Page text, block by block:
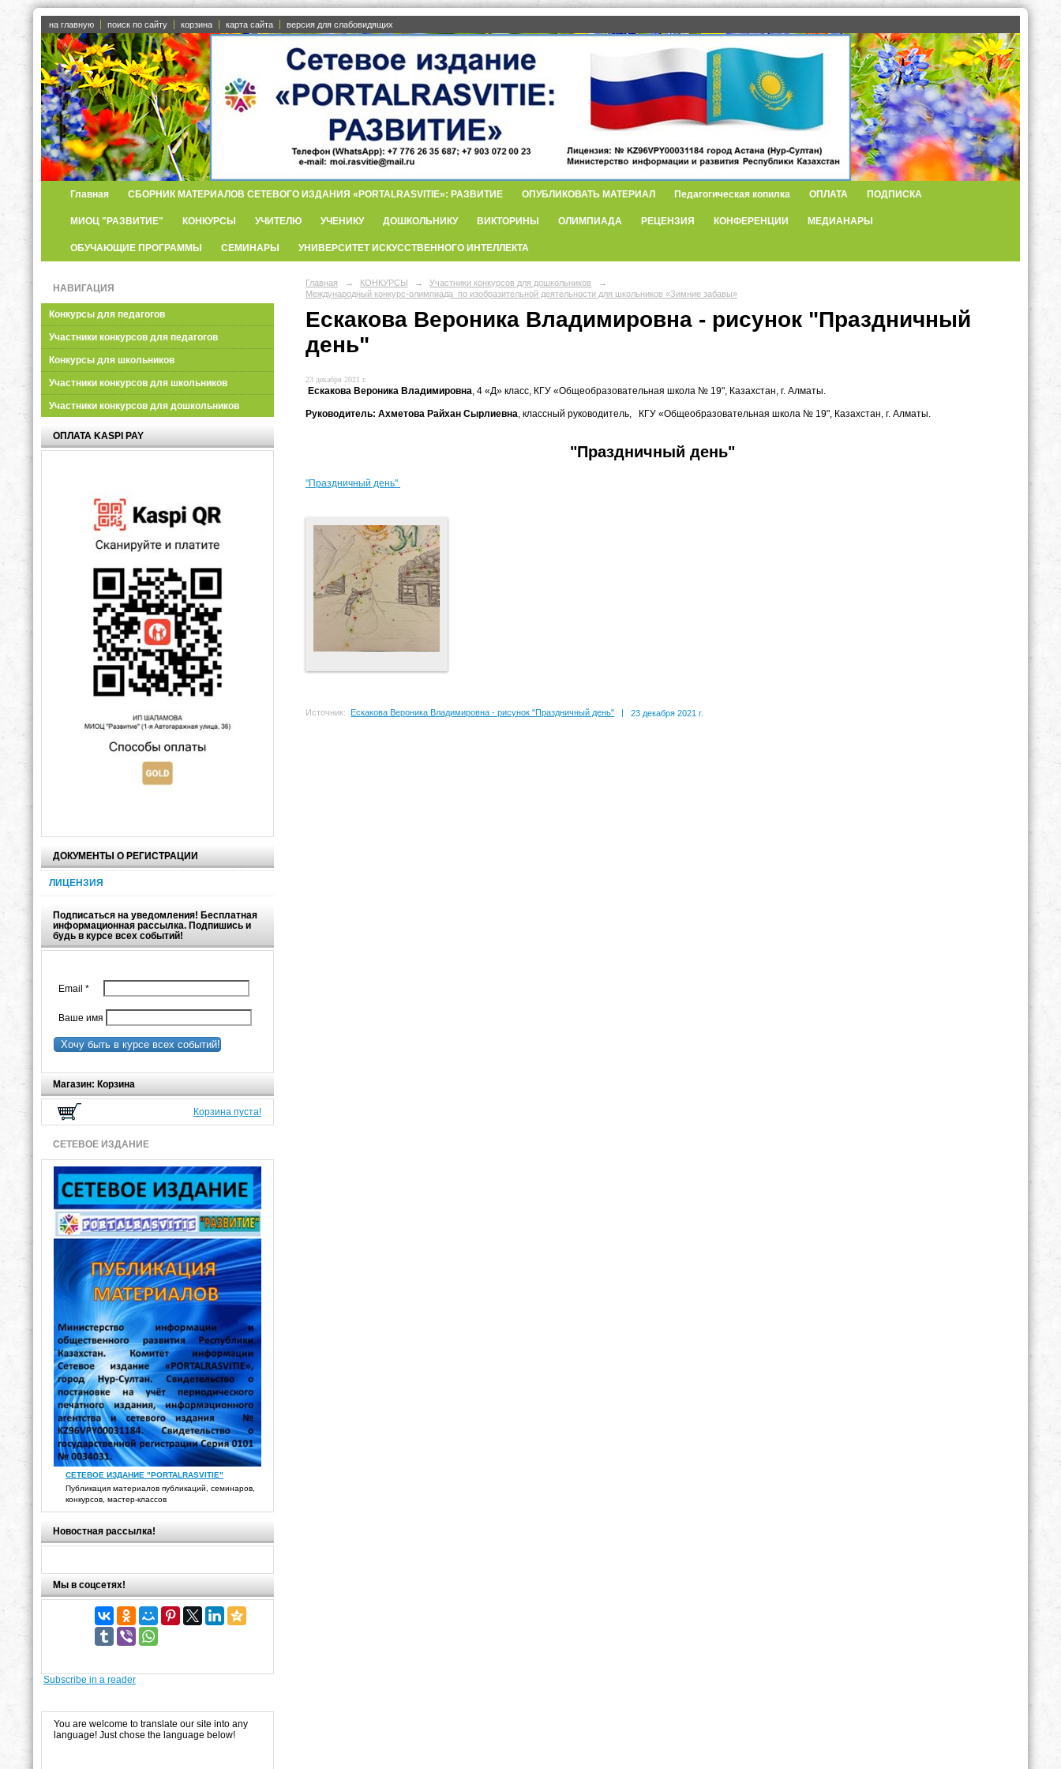
на главную поиск по сайту корзина карта сайта версия для слабовидящих
Главная СБОРНИК МАТЕРИАЛОВ СЕТЕВОГО ИЗДАНИЯ «PORTALRASVITIE»: РАЗВИТИЕ ОПУБЛИКОВАТЬ МАТЕРИАЛ Педагогическая копилка ОПЛАТА ПОДПИСКА
МИОЦ "РАЗВИТИЕ" КОНКУРСЫ УЧИТЕЛЮ УЧЕНИКУ ДОШКОЛЬНИКУ ВИКТОРИНЫ ОЛИМПИАДА РЕЦЕНЗИЯ КОНФЕРЕНЦИИ МЕДИАНАРЫ
ОБУЧАЮЩИЕ ПРОГРАММЫ СЕМИНАРЫ УНИВЕРСИТЕТ ИСКУССТВЕННОГО ИНТЕЛЛЕКТА
НАВИГАЦИЯ
Конкурсы для педагогов
Участники конкурсов для педагогов
Конкурсы для школьников
Участники конкурсов для школьников
Участники конкурсов для дошкольников
ОПЛАТА KASPI PAY
ДОКУМЕНТЫ О РЕГИСТРАЦИИ
ЛИЦЕНЗИЯ
Подписаться на уведомления! Бесплатная
информационная рассылка. Подпишись и
будь в курсе всех событий!
Email *
Ваше имя
Хочу быть в курсе всех событий!
Магазин: Корзина
Корзина пуста!
СЕТЕВОЕ ИЗДАНИЕ
СЕТЕВОЕ ИЗДАНИЕ "PORTALRASVITIE"
Публикация материалов публикаций, семинаров,
конкурсов, мастер-классов
Новостная рассылка!
Мы в соцсетях!
Subscribe in a reader
You are welcome to translate our site into any
language! Just chose the language below!
Главная → КОНКУРСЫ → Участники конкурсов для дошкольников
→
Международный конкурс-олимпиада по изобразительной деятельности для школьников «Зимние забавы»
Ескакова Вероника Владимировна - рисунок "Праздничный
день"
23 декабря 2021 г.
Ескакова Вероника Владимировна , 4 «Д» класс, КГУ «Общеобразовательная школа № 19", Казахстан, г. Алматы.
Руководитель: Ахметова Райхан Сырлиевна, классный руководитель, КГУ «Общеобразовательная школа № 19", Казахстан, г. Алматы.
"Праздничный день"
"Праздничный день"
Источник: Ескакова Вероника Владимировна - рисунок "Праздничный день" | 23 декабря 2021 г.